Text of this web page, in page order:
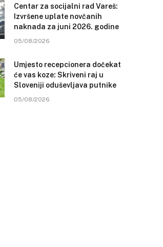
Centar za socijalni rad Vareš:
Izvršene uplate novčanih
naknada za juni 2026. godine
05/08/2026
Umjesto recepcionera dočekat
će vas koze: Skriveni raj u
Sloveniji oduševljava putnike
05/08/2026